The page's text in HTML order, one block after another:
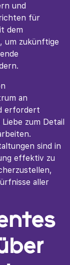
und
für
dem
um zukünftige
an
erfordert
zum Detail
sind in
effektiv zu
aller